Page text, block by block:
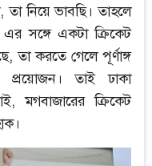
তা নিয়ে ভাবছি। তাহলে
সঙ্গে একটা ক্রিকেট
তা করতে গেলে পূর্ণাঙ্গ
প্রয়োজন। তাই ঢাকা
মগবাজারের ক্রিকেট